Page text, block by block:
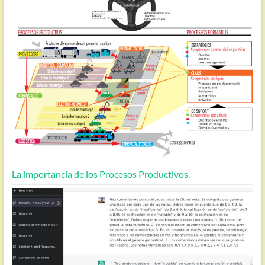
La importancia de los Procesos Productivos.